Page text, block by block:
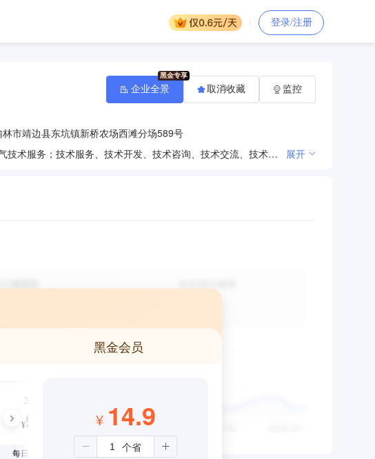
登录/注册
市靖边县东坑镇新桥农场西滩分场589号
一般项目：太阳能发电技术服务；太阳能热发电产品销售；园林绿化工程施工；石油天然气技术服务；技术服务、技术开发、技术咨询、技术交流、技术转让、技术推广；工程管理服务；环境应急治理服务；工程技术服务（规划管理、勘察、设计、监理除外）；体育场地设施工程施工；土石方工程施工；对外承包工程；金属材料销售；五金产品批发；电气设备销售；专用化学产品销售（不含危险化学品）；配电开关控制设备销售；装卸搬运；普通货物仓储服务（不含危险化学品等需许可审批的项目）；物联网应用服务；人工智能公共服务平台技术咨询服务；建筑工程机械与设备租赁；工业工程设计服务；新兴能源技术研发；物联网技术研发（除依法须经批准的项目外，凭营业执照依法自主开展经营活动）。许可项目：非煤矿山矿产资源开采；输电、供电、受电电力设施的安装、维修和试验；建设工程施工；道路货物运输（不含危险货物）（依法须经批准的项目，经相关部门批准后方可开展经营活动，具体经营项目以审批结果为准）。 展开
企业全景 取消收藏 监控
黑金会员
3个月
¥99
每日仅1.08元
¥ 14.9